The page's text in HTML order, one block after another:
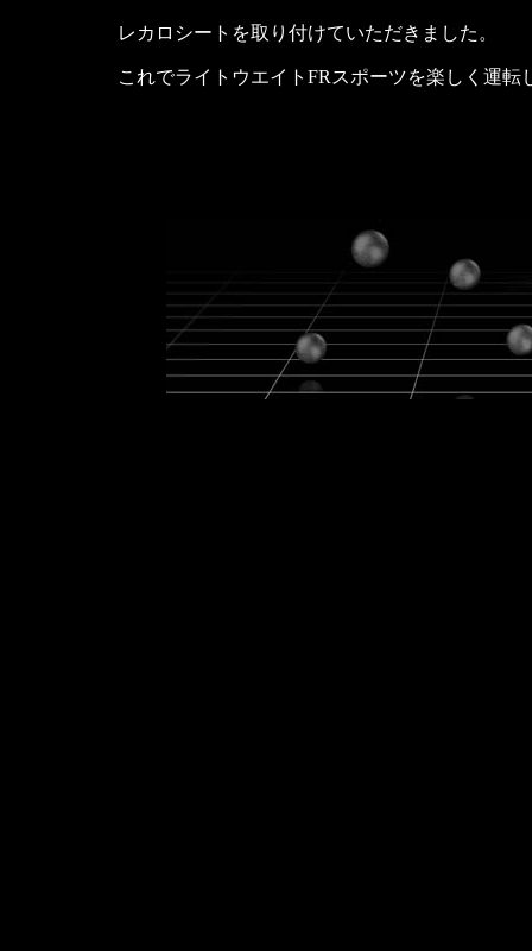
レカロシートを取り付けていただきました。
これでライトウエイトFRスポーツを楽しく運転